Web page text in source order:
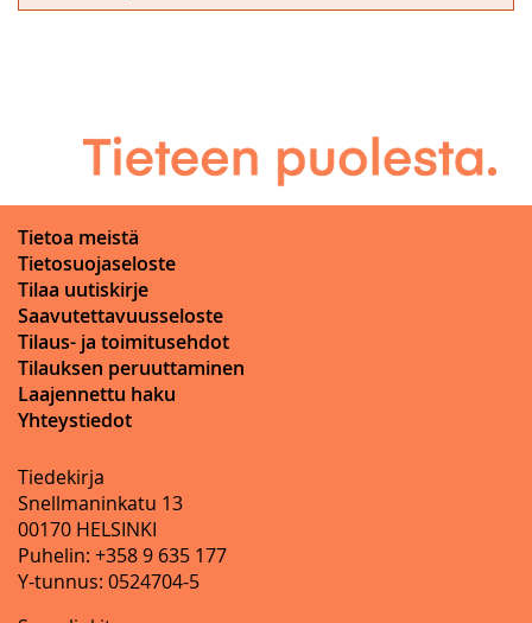
Tietoa meistä
Tietosuojaseloste
Tilaa uutiskirje
Saavutettavuusseloste
Tilaus- ja toimitusehdot
Tilauksen peruuttaminen
Laajennettu haku
Yhteystiedot
Tiedekirja
Snellmaninkatu 13
00170 HELSINKI
Puhelin: +358 9 635 177
Y-tunnus: 0524704-5